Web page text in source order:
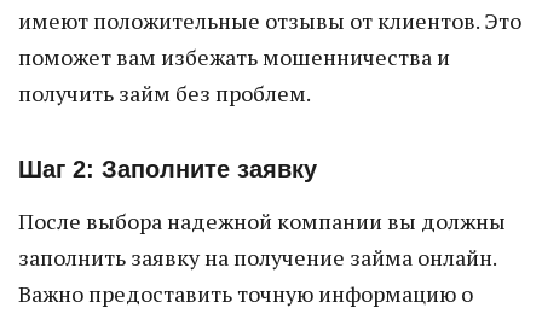
имеют положительные отзывы от клиентов. Это
поможет вам избежать мошенничества и
получить займ без проблем.
Шаг 2: Заполните заявку
После выбора надежной компании вы должны
заполнить заявку на получение займа онлайн.
Важно предоставить точную информацию о